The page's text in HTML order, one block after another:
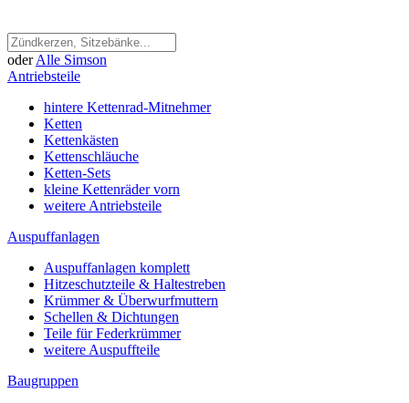
oder Alle Simson
Antriebsteile
hintere Kettenrad-Mitnehmer
Ketten
Kettenkästen
Kettenschläuche
Ketten-Sets
kleine Kettenräder vorn
weitere Antriebsteile
Auspuffanlagen
Auspuffanlagen komplett
Hitzeschutzteile & Haltestreben
Krümmer & Überwurfmuttern
Schellen & Dichtungen
Teile für Federkrümmer
weitere Auspuffteile
Baugruppen